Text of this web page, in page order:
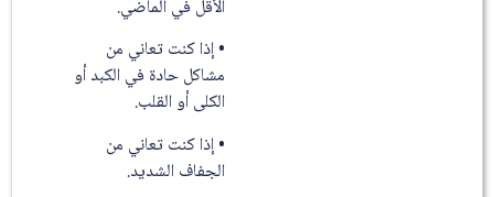
الأقل في الماضي.
• إذا كنت تعاني من
مشاكل حادة في الكبد أو
الكلى أو القلب.
• إذا كنت تعاني من
الجفاف الشديد.